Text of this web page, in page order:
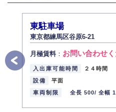
切に管理するよう社内教育を実施し
代表取締役社長 野口 幸男
東駐車場
東京都練馬区谷原6-21
月極賃料： お問い合わせく
入出庫可能時間
２４時間
設備
平面
車両制限
全長 500/ 全幅